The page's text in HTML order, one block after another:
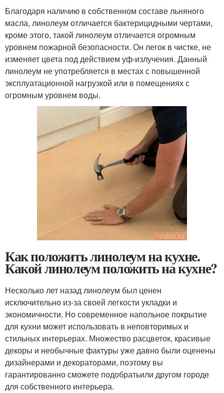
Благодаря наличию в собственном составе льняного
масла, линолеум отличается бактерицидными чертами,
кроме этого, такой линолеум отличается огромным
уровнем пожарной безопасности. Он легок в чистке, не
изменяет цвета под действием уф-излучения. Данный
линолеум не употребляется в местах с повышенной
эксплуатационной нагрузкой или в помещениях с
огромным уровнем воды.
Как положить линолеум на кухне.
Какой линолеум положить на кухне?
Несколько лет назад линолеум был ценен
исключительно из-за своей легкости укладки и
экономичности. Но современное напольное покрытие
для кухни может использовать в неповторимых и
стильных интерьерах. Множество расцветок, красивые
декоры и необычные фактуры уже давно были оценены
дизайнерами и декораторами, поэтому вы
гарантированно сможете подобратьили другом городе
для собственного интерьера.